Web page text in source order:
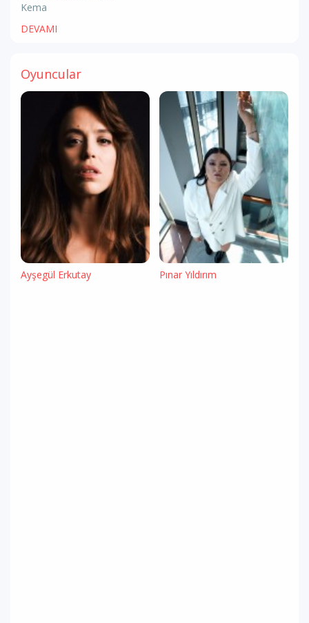
Kema
DEVAMI
Oyuncular
Ayşegül Erkutay Pınar Yıldırım